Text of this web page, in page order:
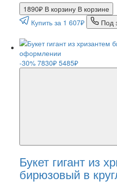
1890₽ В корзину В корзине
Купить за 1 607₽
Под
-30% 7830₽ 5485₽
Букет гигант из
бирюзовый в